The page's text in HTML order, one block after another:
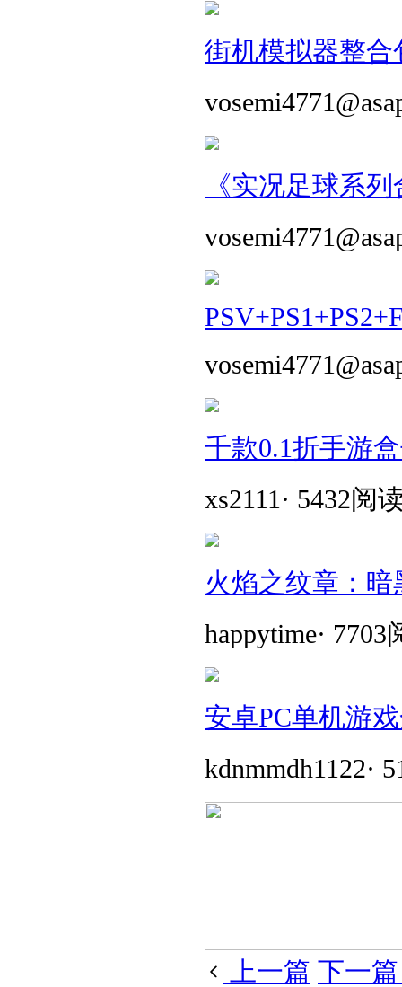
街机模拟器整合
《实况足球系
千款0.1折手游
xs2111 · 5432阅
火焰之纹章：
happytime· 7703
安卓PC单机游
kdnmmdh1122·
上一篇 下一